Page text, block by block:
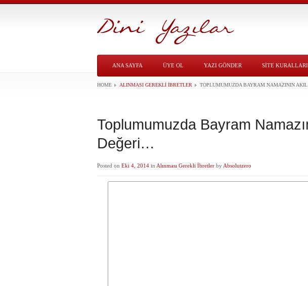
ANA SAYFA ÜYE OL YAZI GÖNDER SITE
HOME ALINMASI GEREKLI İBRETLER TOPLUMUMUZDA BAYRAM NAMAZININ
Toplumumuzda Bayram
Değeri…
Posted on Eki 4, 2014 in Alınması Gerekli İbretler by Absolutzero